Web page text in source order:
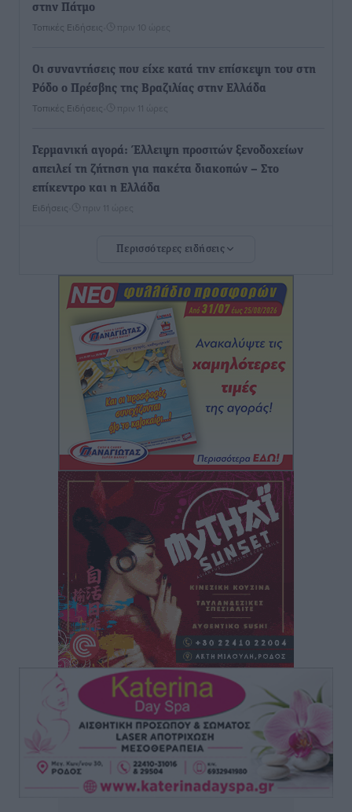
στην Πάτμο
Τοπικές Ειδήσεις πριν 10 ώρες
Οι συναντήσεις που είχε κατά την επίσκεψη του στη
Ρόδο ο Πρέσβης της Βραζιλίας στην Ελλάδα
Τοπικές Ειδήσεις πριν 11 ώρες
Γερμανική αγορά: Έλλειψη προσιτών ξενοδοχείων
απειλεί τη ζήτηση για πακέτα διακοπών – Στο
επίκεντρο και η Ελλάδα
Ειδήσεις πριν 11 ώρες
Νέο ξενοδοχείο στη Ρόδο για την H Hotels –
στην Κω
Τοπικές Ειδήσεις• πριν 11 ώρες
Αυτοκίνητο μπήκε παράνομα σε μονόδρομο στο
Μαστιχάρι – Αναποδογύρισε όχημα με μητέρα και
5χρονο παιδί
Τοπικές Ειδήσεις • πριν 11 ώρες
“Η Ευρώπη αντιμετώπιζε το προσφυγικό σαν ταινία
τρόμου” – Η συγκλονιστική μαρτυρία της Χαρούλας
Γιασιράνη στον RV για τα γεγονότα που οδήγησαν στο
Σύμφωνο της Λέρου
Τοπικές Ειδήσεις • πριν 11 ώρες
Συναυλία με τον Γιάννη Κότσιρα στις 21 Αυγούστου
Πολιτιστικά• πριν 11 ώρες
Έκτακτη συνεδρίαση της Δημοτικής Επιτροπής Ρόδου
αύριο Παρασκευή 7 Αυγούστου
Τοπικές Ειδήσεις• πριν 11 ώρες
ΑΕΡΑ: Δεν σταματάει να ενισχύεται, νέο απόκτημα ο
Μητρόπουλος
Αθλητικά πριν 12 ώρες
Κλεάνθης: Δουλειές μετά ευχαριστιών στο γήπεδο,
Περισσότερες ειδήσεις